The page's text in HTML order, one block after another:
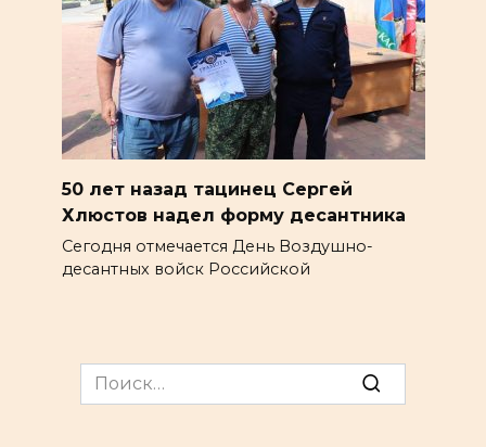
50 лет назад тацинец Сергей
Хлюстов надел форму десантника
Сегодня отмечается День Воздушно-
десантных войск Российской
Search
for: